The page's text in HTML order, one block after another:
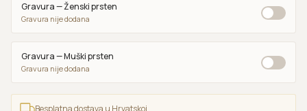
Gravura — Ženski prsten
Gravura nije dodana
Gravura — Muški prsten
Gravura nije dodana